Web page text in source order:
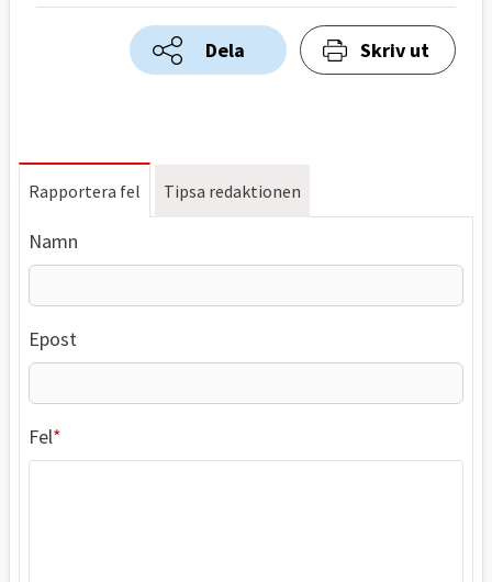
Dela Skriv ut
Rapportera fel Tipsa redaktionen
Namn
Epost
Fel